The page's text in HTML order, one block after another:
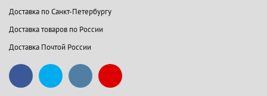
Доставка по Санкт-Петербургу
Доставка товаров по России
Доставка Почтой России